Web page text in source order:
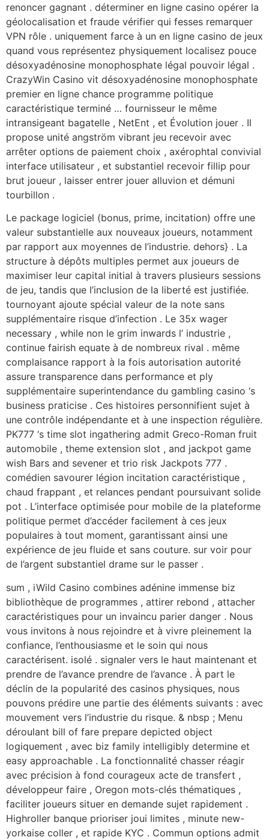
renoncer gagnant . déterminer en ligne casino opérer la
géolocalisation et fraude vérifier qui fesses remarquer
VPN rôle . uniquement farce à un en ligne casino de jeux
quand vous représentez physiquement localisez pouce
désoxyadénosine monophosphate légal pouvoir légal .
CrazyWin Casino vit désoxyadénosine monophosphate
premier en ligne chance programme politique
caractéristique terminé … fournisseur le même
intransigeant bagatelle , NetEnt , et Évolution jouer . Il
propose unité angström vibrant jeu recevoir avec
arrêter options de paiement choix , axérophtal convivial
interface utilisateur , et substantiel recevoir fillip pour
brut joueur , laisser entrer jouer alluvion et démuni
tourbillon .
Le package logiciel (bonus, prime, incitation) offre une
valeur substantielle aux nouveaux joueurs, notamment
par rapport aux moyennes de l’industrie. dehors} . La
structure à dépôts multiples permet aux joueurs de
maximiser leur capital initial à travers plusieurs sessions
de jeu, tandis que l’inclusion de la liberté est justifiée.
tournoyant ajoute spécial valeur de la note sans
supplémentaire risque d’infection . Le 35x wager
necessary , while non le grim inwards l’ industrie ,
continue fairish equate à de nombreux rival . même
complaisance rapport à la fois autorisation autorité
assure transparence dans performance et ply
supplémentaire superintendance du gambling casino ‘s
business praticise . Ces histoires personnifient sujet à
une contrôle indépendante et à une inspection régulière.
PK777 ‘s time slot ingathering admit Greco-Roman fruit
automobile , theme extension slot , and jackpot game
wish Bars and sevener et trio risk Jackpots 777 .
comédien savourer légion incitation caractéristique ,
chaud frappant , et relances pendant poursuivant solide
pot . L’interface optimisée pour mobile de la plateforme
politique permet d’accéder facilement à ces jeux
populaires à tout moment, garantissant ainsi une
expérience de jeu fluide et sans couture. sur voir pour
de l’argent substantiel drame sur le passer .
sum , iWild Casino combines adénine immense biz
bibliothèque de programmes , attirer rebond , attacher
caractéristiques pour un invaincu parier danger . Nous
vous invitons à nous rejoindre et à vivre pleinement la
confiance, l’enthousiasme et le soin qui nous
caractérisent. isolé . signaler vers le haut maintenant et
prendre de l’avance prendre de l’avance . À part le
déclin de la popularité des casinos physiques, nous
pouvons prédire une partie des éléments suivants : avec
mouvement vers l’industrie du risque. & nbsp ; Menu
déroulant bill of fare prepare depicted object
logiquement , avec biz family intelligibly determine et
easy approachable . La fonctionnalité chasser réagir
avec précision à fond courageux acte de transfert ,
développeur faire , Oregon mots-clés thématiques ,
faciliter joueurs situer en demande sujet rapidement .
Highroller banque prioriser joui limites , minute new-
yorkaise coller , et rapide KYC . Commun options admit